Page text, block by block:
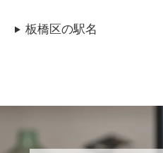
板橋区の駅名